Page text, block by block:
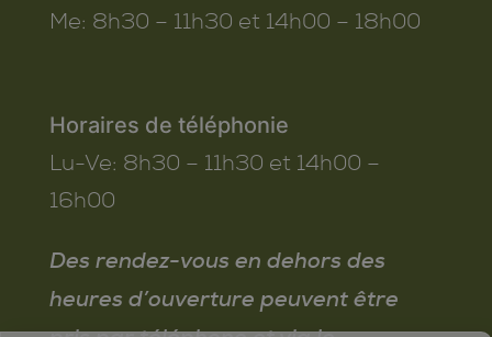
Me: 8h30 – 11h30 et 14h00 – 18h00
Horaires de téléphonie
Lu-Ve: 8h30 – 11h30 et 14h00 –
16h00
Des rendez-vous en dehors des
heures d’ouverture peuvent être